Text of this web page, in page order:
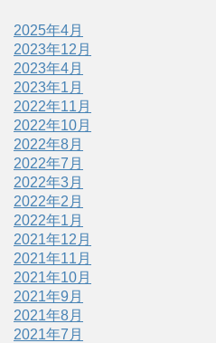
2025年4月
2023年12月
2023年4月
2023年1月
2022年11月
2022年10月
2022年8月
2022年7月
2022年3月
2022年2月
2022年1月
2021年12月
2021年11月
2021年10月
2021年9月
2021年8月
2021年7月